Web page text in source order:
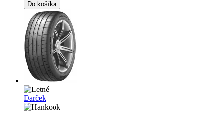
Do košíka
Darček